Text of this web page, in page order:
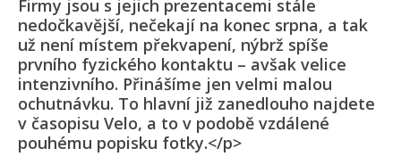
Firmy jsou s jejich prezentacemi stále
nedočkavější, nečekají na konec srpna, a tak
už není místem překvapení, nýbrž spíše
prvního fyzického kontaktu – avšak velice
intenzivního. Přinášíme jen velmi malou
ochutnávku. To hlavní již zanedlouho najdete
v časopisu Velo, a to v podobě vzdálené
pouhému popisku fotky.</p>